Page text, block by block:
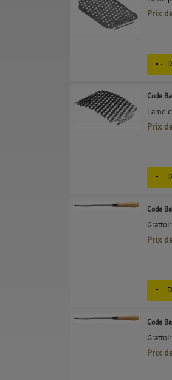
Prix
Code
Lame
Prix
Code
Prix
Code
Prix